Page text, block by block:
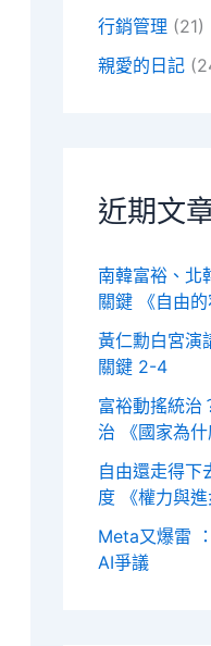
行銷管理 (21)
親愛的日記
近期文
南韓富裕、北
關鍵 《自由
黃仁勳白宮演
關鍵 2-4
富裕動搖統治
治 《國家為
自由還走得下
度 《權力與
Meta又爆雷
AI爭議